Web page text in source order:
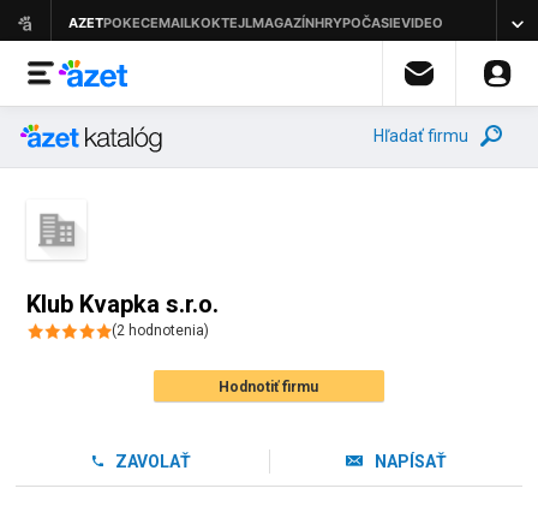
Hľadať firmu
Klub Kvapka s.r.o.
(2 hodnotenia)
Hodnotiť firmu
ZAVOLAŤ NAPÍSAŤ